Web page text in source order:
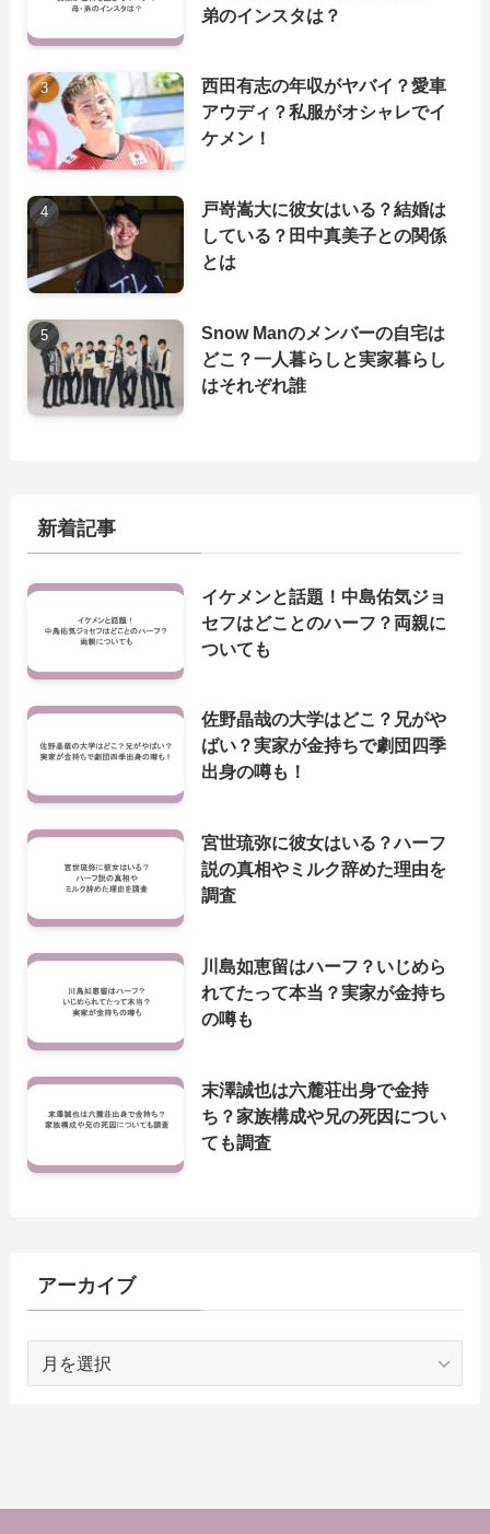
弟のインスタは？
西田有志の年収がヤバイ？愛車
アウディ？私服がオシャレでイ
ケメン！
戸嵜嵩大に彼女はいる？結婚は
している？田中真美子との関係
とは
Snow Manのメンバーの自宅は
どこ？一人暮らしと実家暮らし
はそれぞれ誰
新着記事
イケメンと話題！中島佑気ジョ
セフはどことのハーフ？両親に
ついても
佐野晶哉の大学はどこ？兄がや
ばい？実家が金持ちで劇団四季
出身の噂も！
宮世琉弥に彼女はいる？ハーフ
説の真相やミルク辞めた理由を
調査
川島如恵留はハーフ？いじめら
れてたって本当？実家が金持ち
の噂も
末澤誠也は六麓荘出身で金持
ち？家族構成や兄の死因につい
ても調査
アーカイブ